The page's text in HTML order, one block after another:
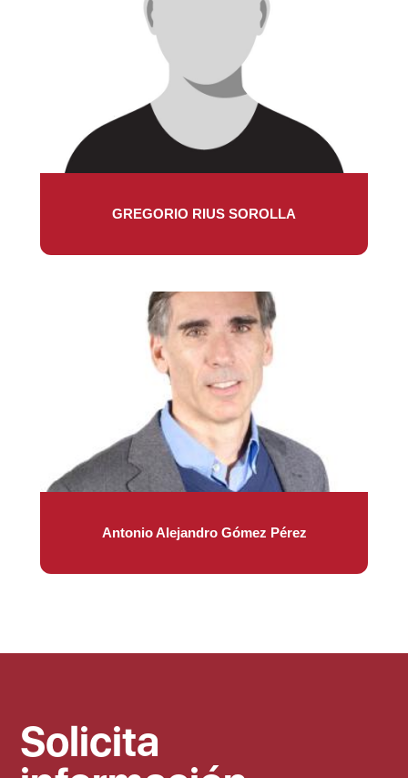
GREGORIO RIUS SOROLLA
Antonio Alejandro Gómez Pérez
Solicita